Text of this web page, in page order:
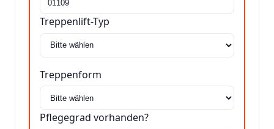
Treppenlift-Typ
Treppenform
Pflegegrad vorhanden?